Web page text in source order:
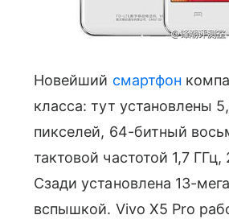
Новейший смартфон
класса: тут установлены
пикселей, 64-битный
тактовой частотой 1,7
Сзади установлена 13-
вспышкой. Vivo X5 Pro